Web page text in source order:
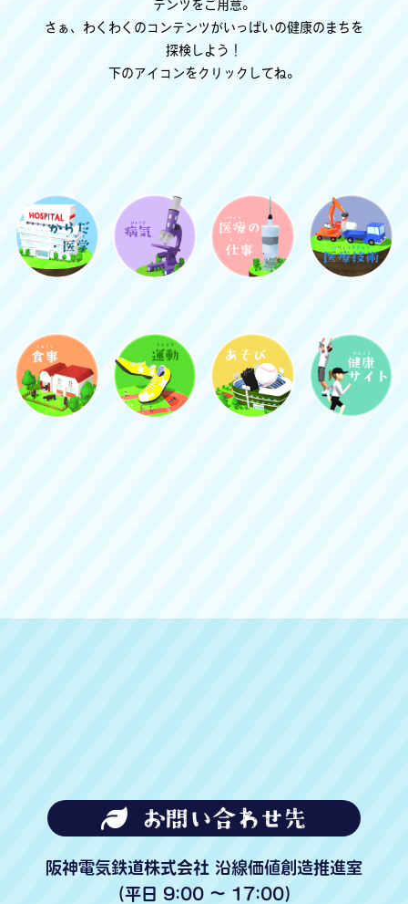
テンツをご用意。
さぁ、わくわくのコンテンツがいっぱいの健康のまちを
探検しよう！
下のアイコンをクリックしてね。
お問い合わせ先
阪神電気鉄道株式会社 沿線価値創造推進室
（平日 9:00 〜 17:00）